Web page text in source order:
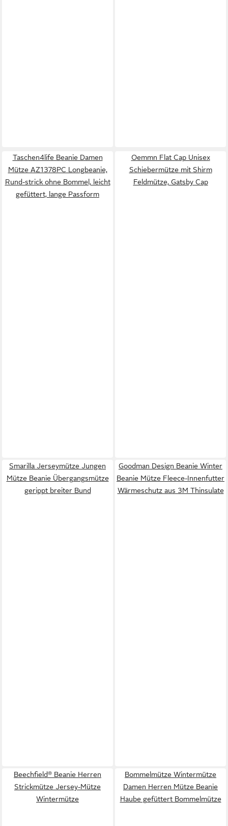
Taschen4life Beanie Damen
Mütze AZ1378PC Longbeanie,
Rund-strick ohne Bommel, leicht
gefüttert, lange Passform
Oemmn Flat Cap Unisex
Schiebermütze mit Shirm
Feldmütze, Gatsby Cap
Smarilla Jerseymütze Jungen
Mütze Beanie Übergangsmütze
gerippt breiter Bund
Goodman Design Beanie Winter
Beanie Mütze Fleece-Innenfutter
Wärmeschutz aus 3M Thinsulate
Beechfield® Beanie Herren
Strickmütze Jersey-Mütze
Wintermütze
Bommelmütze Wintermütze
Damen Herren Mütze Beanie
Haube gefüttert Bommelmütze